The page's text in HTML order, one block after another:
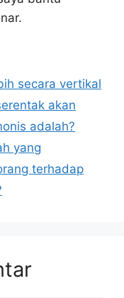
secara vertikal
akan
adalah?
yang
terhadap